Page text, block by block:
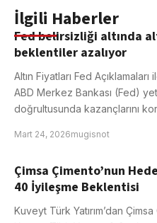
İlgili Haberler
Fed belirsizliği altında
beklentiler azalıyor
Altın Fiyatları Fed Açıklamaları
ABD Merkez Bankası (Fed)
doğrultusunda kazançlarını
Mart 24, 2026mugisnot
Çimsa Çimento’nun
40 İyileşme Beklentisi
Kuveyt Türk Yatırım’dan